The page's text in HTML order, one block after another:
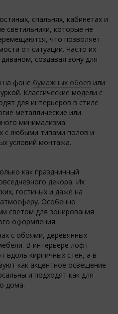
спальнях, кабинетах и
светильники, которые не
что позволяет
от ситуации. Часто их
создавая зону для
на фоне бумажных обоев или
Классические модели с
для интерьеров в стиле
металлические или
минимализма.
с любыми типами полов и
условий монтажа.
как праздничный
декора. Их
гостиных и даже на
Особенно
светом для зонирования
оформления.
с обоями, деревянных
В интерьере лофт
вдоль кирпичных стен, а в
как акцентное освещение
и подходят как для
дома.